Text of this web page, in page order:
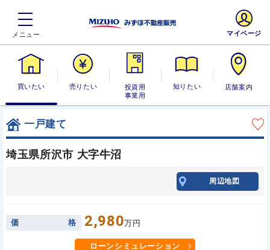
買いたい 売りたい
投資用・事業
用
知りたい 店舗案内
マイページ
一戸建て
埼玉県所沢市 大字牛沼
周辺地図
価 格 2,980万円
ローンシミュレーション